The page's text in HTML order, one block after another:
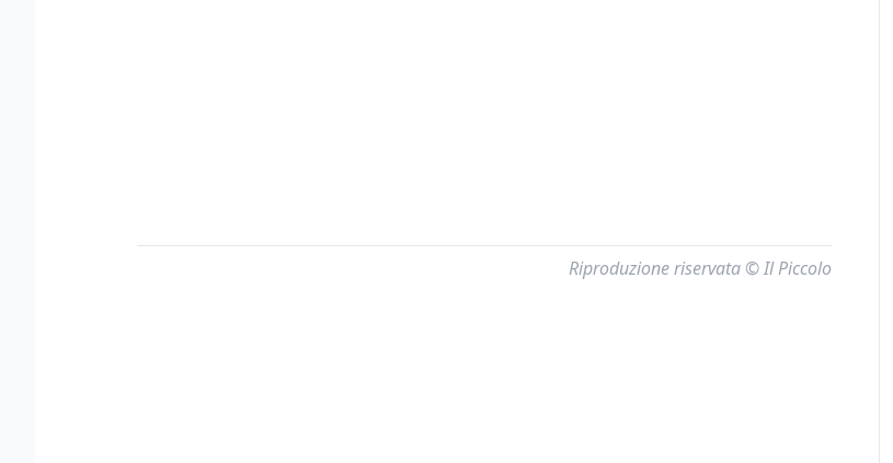
Riproduzione riservata © Il Piccolo